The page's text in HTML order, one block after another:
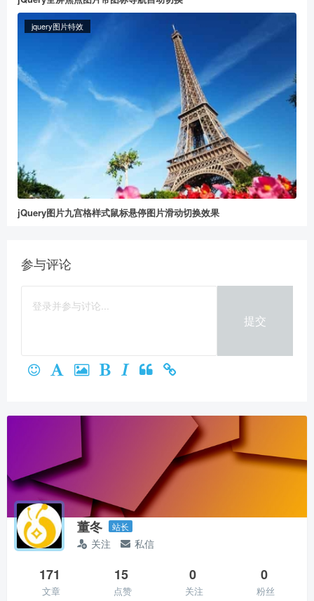
给董冬打赏
2 5 10
20 50元 自定义
立刻支付
jquery图片特效
jQuery图片九宫格样式鼠标悬停图片滑动切换效果
参与评论
提交
董冬 站长
关注 私信
171
文章
15
点赞
0
关注
0
粉丝